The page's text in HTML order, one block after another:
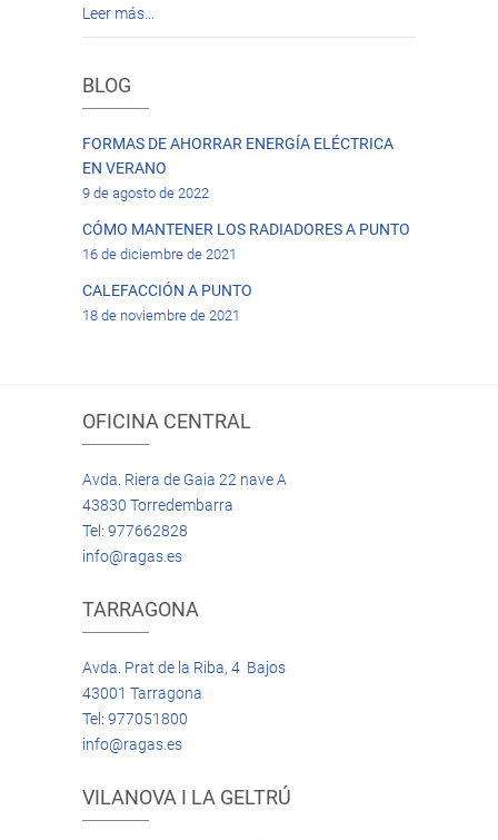
Leer más…
BLOG
FORMAS DE AHORRAR ENERGÍA ELÉCTRICA
EN VERANO
9 de agosto de 2022
CÓMO MANTENER LOS RADIADORES A PUNTO
16 de diciembre de 2021
CALEFACCIÓN A PUNTO
18 de noviembre de 2021
OFICINA CENTRAL
Avda. Riera de Gaia 22 nave A
43830 Torredembarra
Tel: 977662828
info@ragas.es
TARRAGONA
Avda. Prat de la Riba, 4 Bajos
43001 Tarragona
Tel: 977051800
info@ragas.es
VILANOVA I LA GELTRÚ